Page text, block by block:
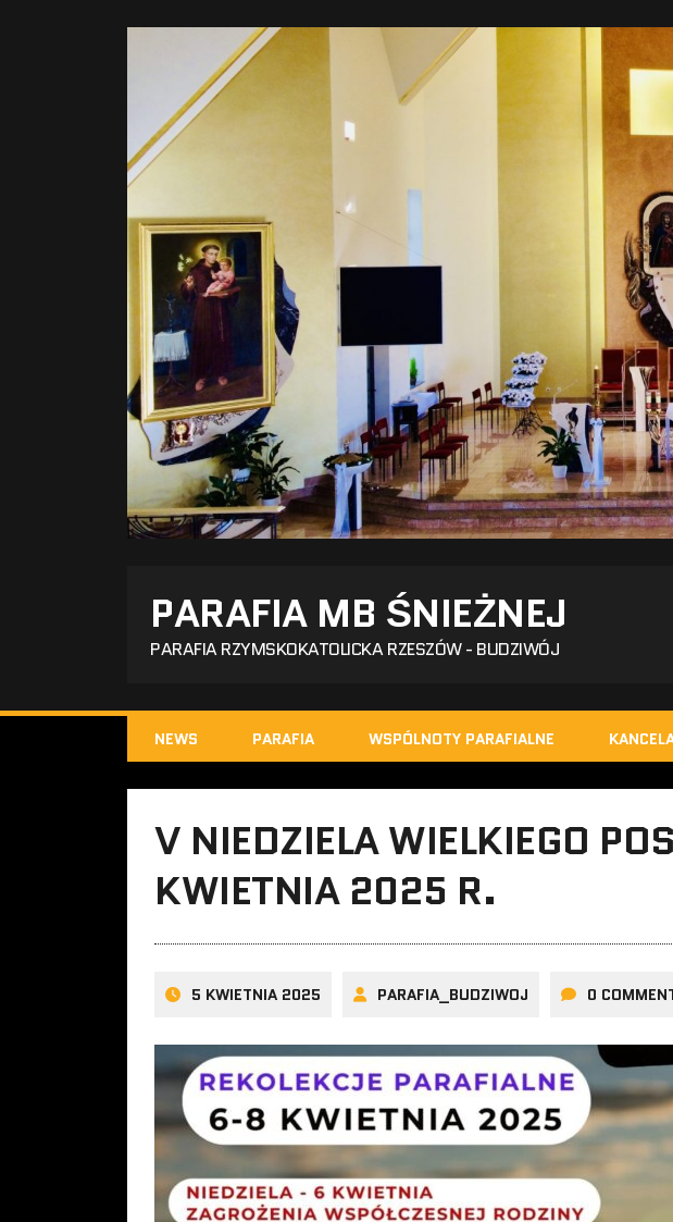
PARAFIA MB ŚNIEŻNEJ
PARAFIA RZYMSKOKATOLICKA RZESZÓW - BUDZIWÓJ
NEWS PARAFIA WSPÓLNOTY PARAFIALNE
V NIEDZIELA WIELKIEGO
KWIETNIA 2025 R.
5 KWIETNIA 2025 PARAFIA_BUDZIWOJ 0